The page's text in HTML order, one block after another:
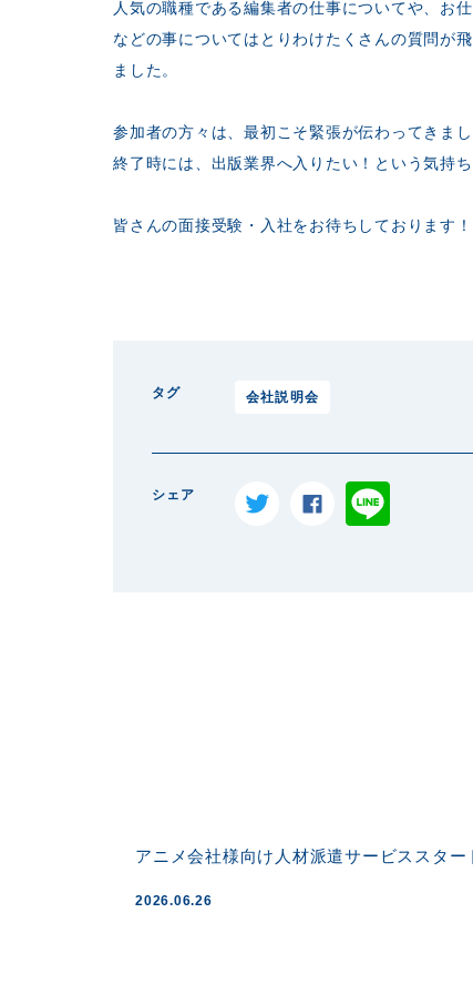
人気の職種である編集者の仕事についてや、お
などの事についてはとりわけたくさんの質問が
ました。
参加者の方々は、最初こそ緊張が伝わってきま
終了時には、出版業界へ入りたい！という気持
皆さんの面接受験・入社をお待ちしております！
タグ 会社説明会
シェア
アニメ会社様向け人材派遣サービススター
2026.06.26